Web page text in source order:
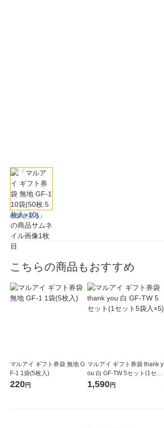
画像を見る
こちらの商品もおすすめ
マルアイ ギフト券袋 無地 G
F-1 1袋(5枚入)
220円
マルアイ ギフト券袋 thank y
ou 白 GF-TW 5セット(1セッ
ト5袋入×5)
1,590円